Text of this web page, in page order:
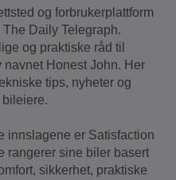
og forbrukerplattform
Daily Telegraph.
og praktiske råd til
Honest John. Her
tips, nyheter og
innslagene er Satisfaction
rangerer sine biler basert
sikkerhet, praktiske